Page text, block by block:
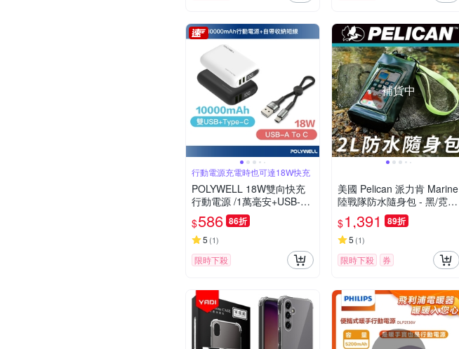
行動電源充電時也可達18W快充
POLYWELL 18W雙向快充
行動電源 /1萬毫安+USB-A
To C 極短快充線組
$586 86折
5 (1)
限時下殺
補貨中
美國 Pelican 派力肯 Marine
陸戰隊防水隨身包 - 黑/霓虹
綠色
$1,391 89折
5 (1)
限時下殺 券